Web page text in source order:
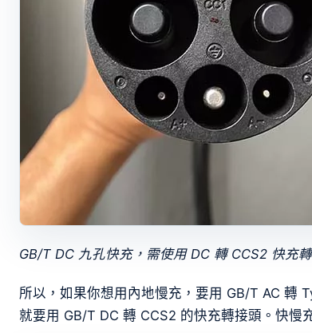
GB/T DC 九孔快充，需使用 DC 轉 CCS2 快充
所以，如果你想用內地慢充，要用 GB/T AC 轉
就要用 GB/T DC 轉 CCS2 的快充轉接頭。快慢